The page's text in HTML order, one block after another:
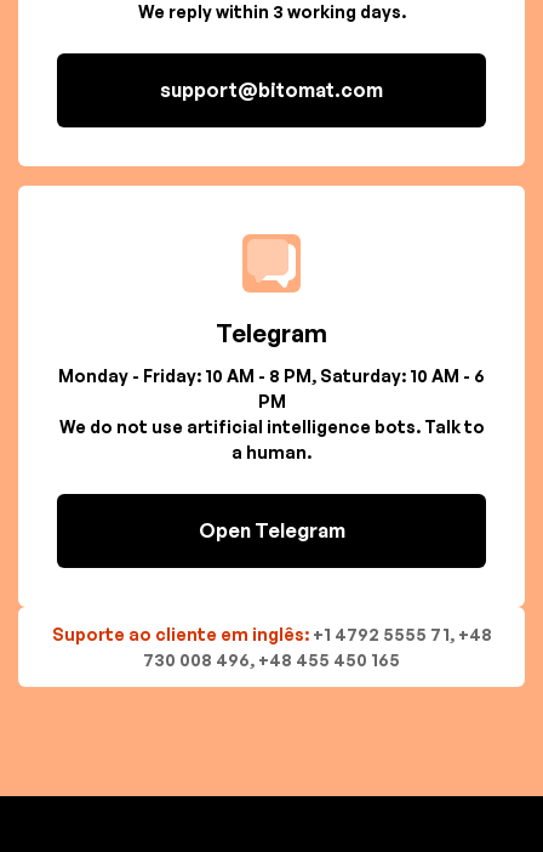
We reply within 3 working days.
support@bitomat.com
Telegram
Monday - Friday: 10 AM - 8 PM, Saturday: 10 AM - 6
PM
We do not use artificial intelligence bots. Talk to
a human.
Open Telegram
Suporte ao cliente em inglês: +1 4792 5555 71, +48
730 008 496, +48 455 450 165